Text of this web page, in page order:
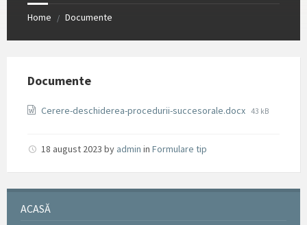
Home / Documente
Documente
Cerere-deschiderea-procedurii-succesorale.docx File
43 kB
18 august 2023 by admin in Formulare tip
ACASĂ